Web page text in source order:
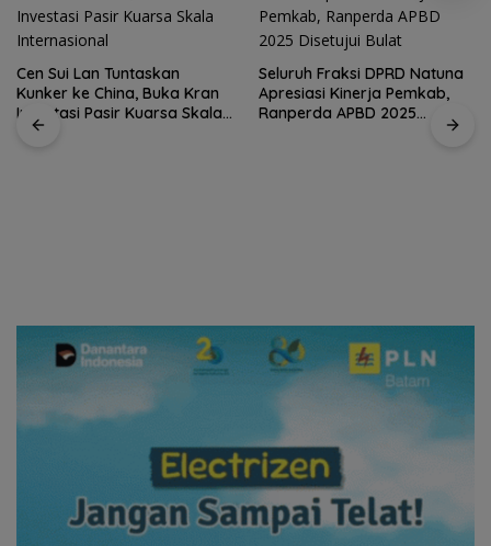
Cen Sui Lan Tuntaskan
Kunker ke China, Buka Kran
Investasi Pasir Kuarsa Skala
Internasional
Seluruh Fraksi DPRD Natuna
Apresiasi Kinerja Pemkab,
Ranperda APBD 2025